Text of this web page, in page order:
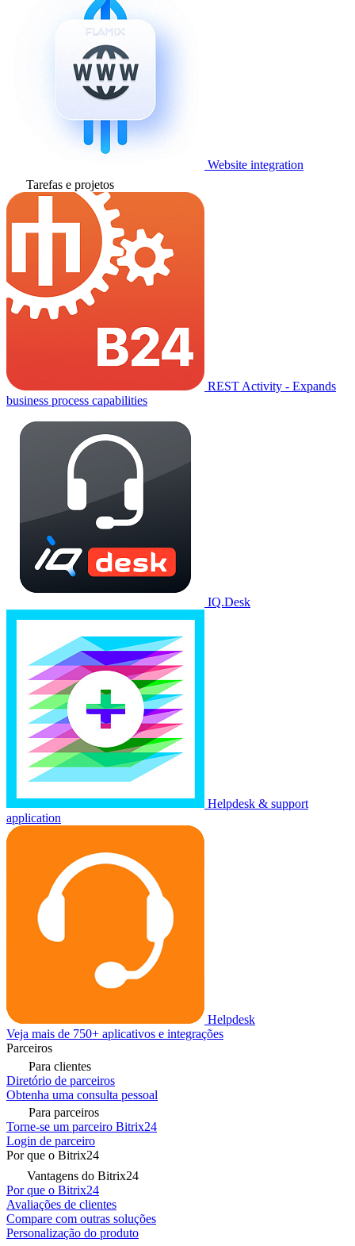
Website integration
Tarefas e projetos
REST Activity - Expands
business process capabilities
IQ.Desk
Helpdesk & support
application
Helpdesk
Veja mais de 750+ aplicativos e integrações
Parceiros
Para clientes
Diretório de parceiros
Obtenha uma consulta pessoal
Para parceiros
Torne-se um parceiro Bitrix24
Login de parceiro
Por que o Bitrix24
Vantagens do Bitrix24
Por que o Bitrix24
Avaliações de clientes
Compare com outras soluções
Personalização do produto